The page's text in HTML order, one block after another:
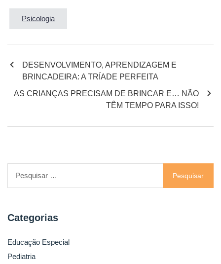
Psicologia
Navegação
DESENVOLVIMENTO, APRENDIZAGEM E
BRINCADEIRA: A TRÍADE PERFEITA
AS CRIANÇAS PRECISAM DE BRINCAR E… NÃO
TÊM TEMPO PARA ISSO!
por:
Categorias
Educação Especial
Pediatria